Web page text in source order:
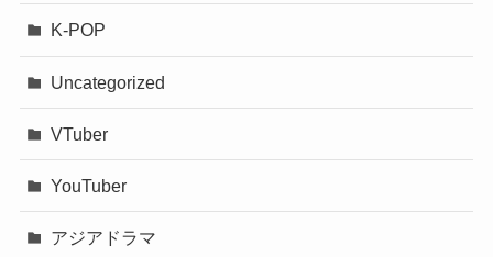
K-POP
Uncategorized
VTuber
YouTuber
アジアドラマ